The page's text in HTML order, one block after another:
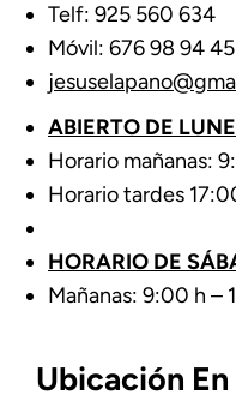
Telf: 925 560 634
Móvil: 676 98 94 45
ABIERTO DE
Horario mañanas:
Horario tardes
HORARIO DE
Mañanas: 9:00 h –
Ubicación En